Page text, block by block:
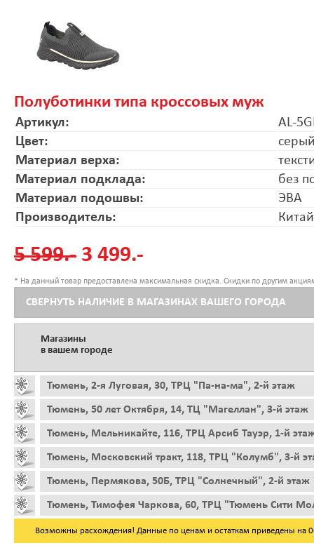
Полуботинки типа кроссовых муж
Артикул:
AL-
Цвет:
Материал верха:
Материал подклада:
без
Материал подошвы:
ЭВА
Производитель:
Китай
5 599.- 3 499.-
* На данный товар предоставлена максимальная скидка. Скидки по другим
СВЕРНУТЬ НАЛИЧИЕ В МАГАЗИНАХ ВАШЕГО ГОРОДА
Магазины
в вашем городе
Тюмень, 2-я Луговая, 30, ТРЦ "Па-на-ма", 2-й этаж
Тюмень, 50 лет Октября, 14, ТЦ "Магеллан", 3-й этаж
Тюмень, Мельникайте, 116, ТРЦ Арсиб Тауэр, 1-й
Тюмень, Московский тракт, 118, ТРЦ "Колумб", 3-й
Тюмень, Пермякова, 50Б, ТРЦ "Солнечный", 2-й этаж
Тюмень, Тимофея Чаркова, 60, ТРЦ "Тюмень Сити
Возможны расхождения! Данные по ценам и остаткам приведены на